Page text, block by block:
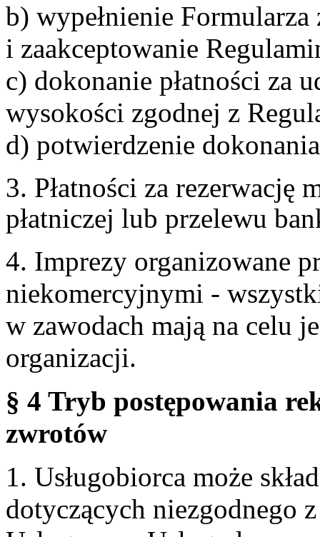
b) wypełnienie Formularza
i zaakceptowanie
c) dokonanie płatności za
wysokości zgodnej z
d) potwierdzenie
3. Płatności za rezerwację
płatniczej lub przelewu
4. Imprezy organizowane
niekomercyjnymi -
w zawodach mają na celu
organizacji.
§ 4 Tryb postępowania
zwrotów
1. Usługobiorca może
dotyczących niezgodnego